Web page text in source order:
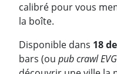
calibré pour vous
la boîte.
Disponible dans 18
bars (ou pub crawl EVG